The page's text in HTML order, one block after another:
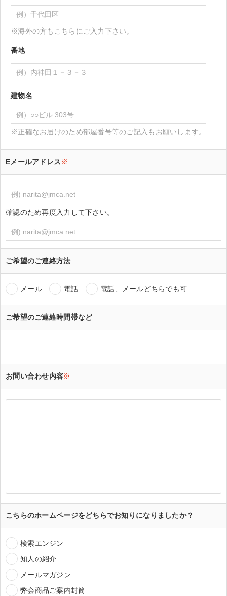
※海外の方もこちらにご入力下さい。
番地
建物名
※正確なお届けのため部屋番号等のご記入もお願いします。
Eメールアドレス※
確認のため再度入力して下さい。
ご希望のご連絡方法
メール 電話 電話、メールどちらでも可
ご希望のご連絡時間帯など
お問い合わせ内容※
こちらのホームページをどちらでお知りになりましたか？
検索エンジン
知人の紹介
メールマガジン
弊会商品ご案内封筒